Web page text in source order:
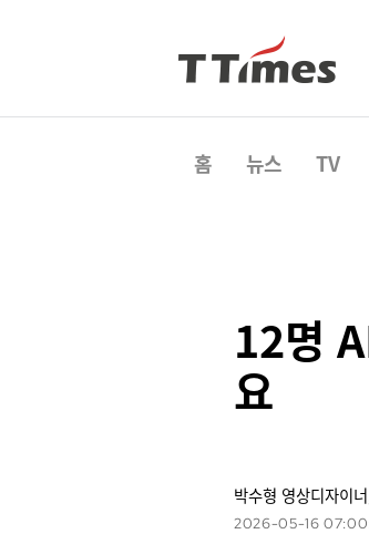
홈 뉴스 TV
12명
요
박수형 영상디자이
2026-05-16